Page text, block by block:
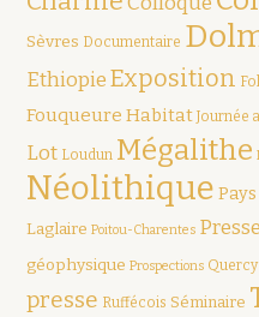
Sèvres Documentaire
Ethiopie Exposition
Fouqueure Habitat Journée
Lot Loudun Mégalithe
Néolithique
Laglaire Poitou-Charentes Presse
géophysique Prospections Quercy
presse Ruffécois Séminaire